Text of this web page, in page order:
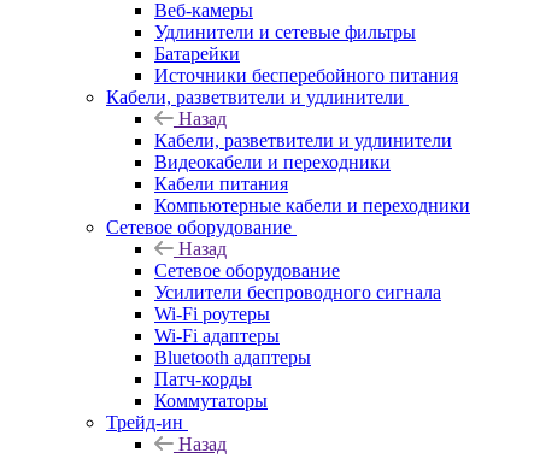
Веб-камеры
Удлинители и сетевые фильтры
Батарейки
Источники бесперебойного питания
Кабели, разветвители и удлинители
Назад
Кабели, разветвители и удлинители
Видеокабели и переходники
Кабели питания
Компьютерные кабели и переходники
Сетевое оборудование
Назад
Сетевое оборудование
Усилители беспроводного сигнала
Wi-Fi роутеры
Wi-Fi адаптеры
Bluetooth адаптеры
Патч-корды
Коммутаторы
Трейд-ин
Назад